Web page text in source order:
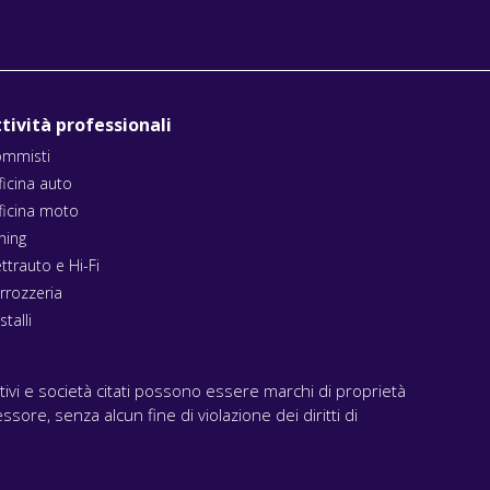
professionali
auto
moto
e Hi-Fi
e società citati possono essere marchi di proprietà
senza alcun fine di violazione dei diritti di